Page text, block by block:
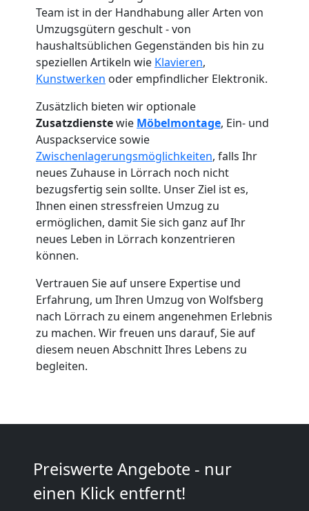
Team ist in der Handhabung aller Arten von
Umzugsgütern geschult - von
haushaltsüblichen Gegenständen bis hin zu
speziellen Artikeln wie Klavieren,
Kunstwerken oder empfindlicher Elektronik.
Zusätzlich bieten wir optionale
Zusatzdienstewie Möbelmontage, Ein- und
Auspackservice sowie
Zwischenlagerungsmöglichkeiten, falls Ihr
neues Zuhause in Lörrach noch nicht
bezugsfertig sein sollte. Unser Ziel ist es,
Ihnen einen stressfreien Umzug zu
ermöglichen, damit Sie sich ganz auf Ihr
neues Leben in Lörrach konzentrieren
können.
Vertrauen Sie auf unsere Expertise und
Erfahrung, um Ihren Umzug von Wolfsberg
nach Lörrach zu einem angenehmen Erlebnis
zu machen. Wir freuen uns darauf, Sie auf
diesem neuen Abschnitt Ihres Lebens zu
begleiten.
Preiswerte Angebote - nur
einen Klick entfernt!
Umzugshelfer
Wolfsberg
Möbeltaxi
Wolfsberg
Wolfsberg
Möbelmontage